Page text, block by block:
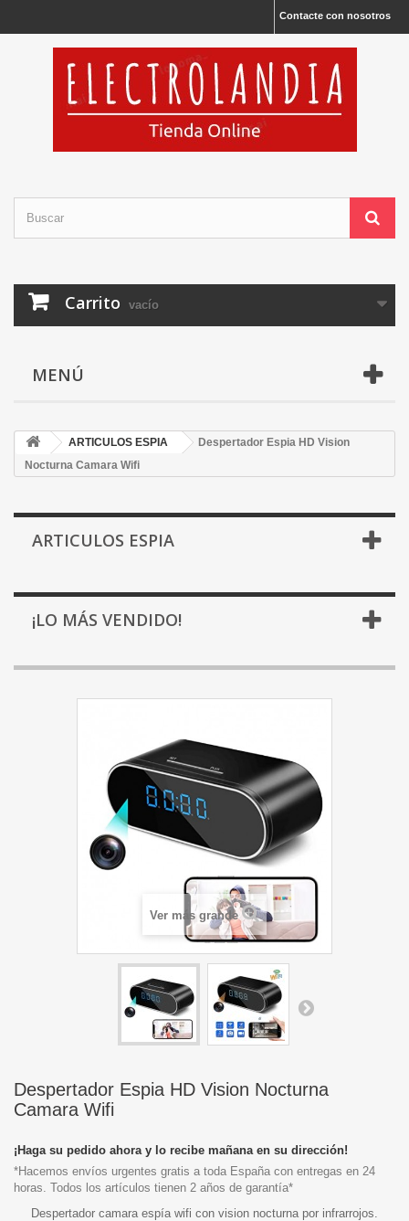
Contacte con nosotros
Carrito vacío
MENÚ
ARTICULOS ESPIA
Despertador Espia HD Vision
Nocturna Camara Wifi
ARTICULOS ESPIA
¡LO MÁS VENDIDO!
Ver más grande
Despertador Espia HD Vision Nocturna
Camara Wifi
¡Haga su pedido ahora y lo recibe mañana en su dirección!
*Hacemos envíos urgentes gratis a toda España con entregas en 24
horas. Todos los artículos tienen 2 años de garantía*
Despertador camara espía wifi con vision nocturna por infrarrojos.